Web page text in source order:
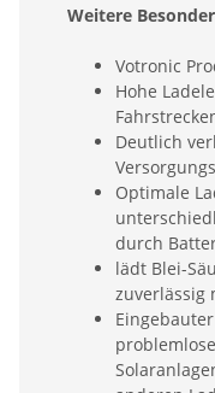
Weitere
Votronic
Hohe
Deutlich
Optimale
durch
lädt Blei-
zuverlässig